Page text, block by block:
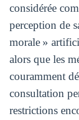
considérée
perception de
morale »
alors que les
couramment
consultation
restrictions